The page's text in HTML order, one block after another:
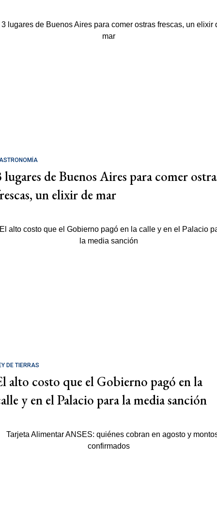
lugares de Buenos Aires para comer
un elixir de mar
DE TIERRAS
alto costo que el Gobierno pagó en la
y en el Palacio para la media sanción